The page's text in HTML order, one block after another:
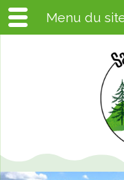
Menu du